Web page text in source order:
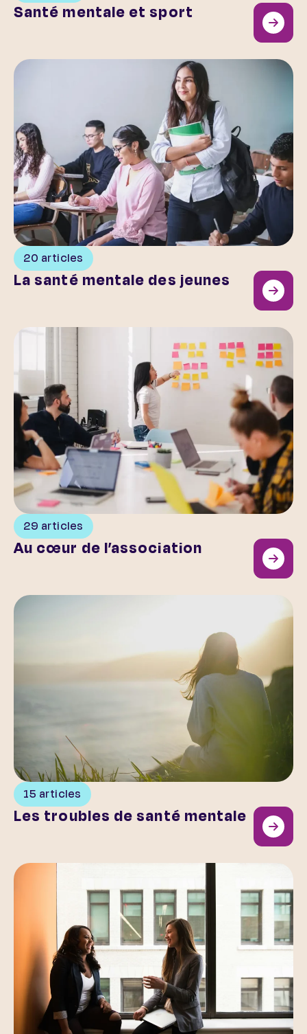
Santé mentale et sport
20 articles
La santé mentale des jeunes
La santé mentale des jeunes
29 articles
Au cœur de l’association
Au cœur de l’association
15 articles
Les troubles de santé mentale
Les troubles de santé mentale
Acteurs clés de la santé mentale